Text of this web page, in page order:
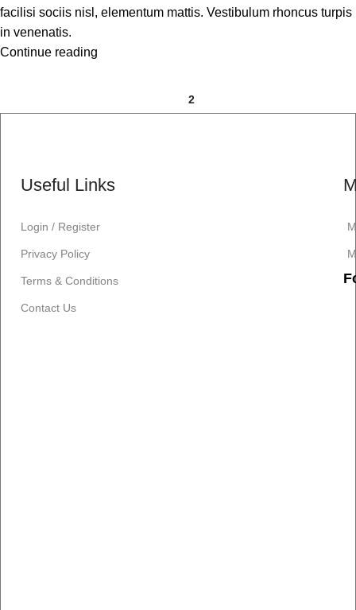
facilisi sociis nisl, elementum mattis. Vestibulum rhoncus turpis
in venenatis.
Continue reading
2
Useful Links
Login / Register
Privacy Policy
Terms & Conditions
Contact Us